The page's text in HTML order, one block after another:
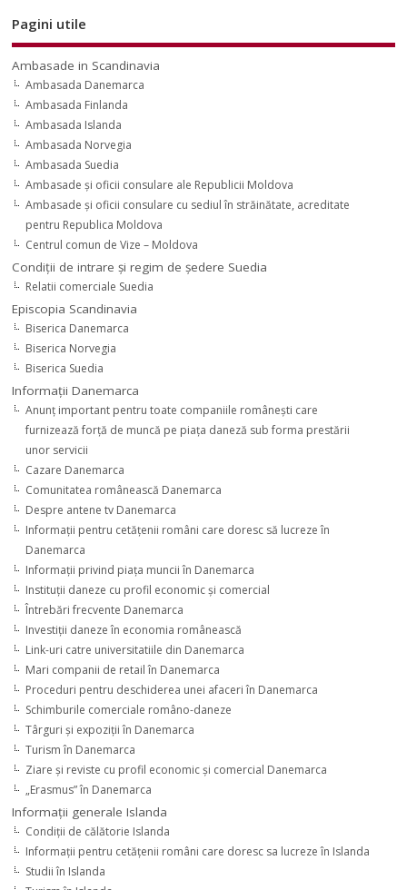
Pagini utile
Ambasade in Scandinavia
Ambasada Danemarca
Ambasada Finlanda
Ambasada Islanda
Ambasada Norvegia
Ambasada Suedia
Ambasade şi oficii consulare ale Republicii Moldova
Ambasade şi oficii consulare cu sediul în străinătate, acreditate
pentru Republica Moldova
Centrul comun de Vize – Moldova
Condiţii de intrare şi regim de şedere Suedia
Relatii comerciale Suedia
Episcopia Scandinavia
Biserica Danemarca
Biserica Norvegia
Biserica Suedia
Informaţii Danemarca
Anunţ important pentru toate companiile româneşti care
furnizează forţă de muncă pe piaţa daneză sub forma prestării
unor servicii
Cazare Danemarca
Comunitatea românească Danemarca
Despre antene tv Danemarca
Informaţii pentru cetăţenii români care doresc să lucreze în
Danemarca
Informaţii privind piaţa muncii în Danemarca
Instituţii daneze cu profil economic şi comercial
Întrebări frecvente Danemarca
Investiţii daneze în economia românească
Link-uri catre universitatiile din Danemarca
Mari companii de retail în Danemarca
Proceduri pentru deschiderea unei afaceri în Danemarca
Schimburile comerciale româno-daneze
Târguri şi expoziţii în Danemarca
Turism în Danemarca
Ziare şi reviste cu profil economic şi comercial Danemarca
„Erasmus” în Danemarca
Informaţii generale Islanda
Condiţii de călătorie Islanda
Informaţii pentru cetăţenii români care doresc sa lucreze în Islanda
Studii în Islanda